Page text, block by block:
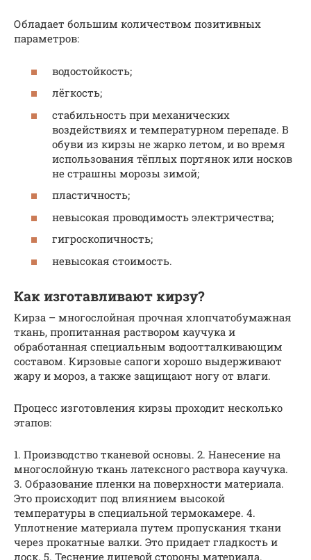
Обладает большим количеством позитивных
параметров:
водостойкость;
лёгкость;
стабильность при механических
воздействиях и температурном перепаде. В
обуви из кирзы не жарко летом, и во время
использования тёплых портянок или носков
не страшны морозы зимой;
пластичность;
невысокая проводимость электричества;
гигроскопичность;
невысокая стоимость.
Как изготавливают кирзу?
Кирза – многослойная прочная хлопчатобумажная
ткань, пропитанная раствором каучука и
обработанная специальным водоотталкивающим
составом. Кирзовые сапоги хорошо выдерживают
жару и мороз, а также защищают ногу от влаги.
Процесс изготовления кирзы проходит несколько
этапов:
1. Производство тканевой основы. 2. Нанесение на
многослойную ткань латексного раствора каучука.
3. Образование пленки на поверхности материала.
Это происходит под влиянием высокой
температуры в специальной термокамере. 4.
Уплотнение материала путем пропускания ткани
через прокатные валки. Это придает гладкость и
лоск. 5. Теснение лицевой стороны материала.